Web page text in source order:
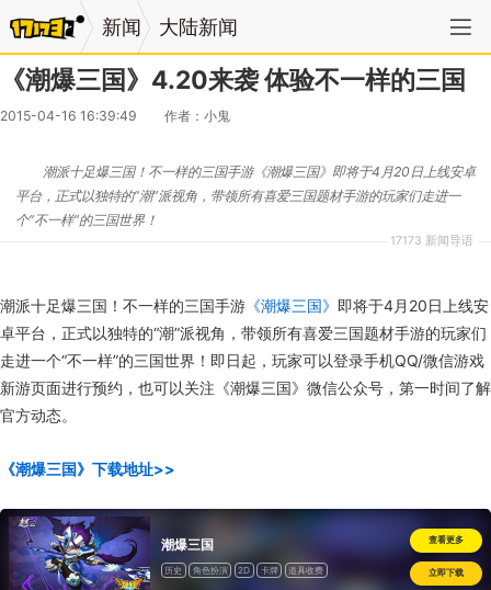
新闻 大陆新闻
《潮爆三国》4.20来袭 体验不一样的三国
2015-04-16 16:39:49 作者：小鬼
17173 新闻导语
潮派十足爆三国！不一样的三国手游《潮爆三国》即将于4月20日上线安卓
平台，正式以独特的“潮”派视角，带领所有喜爱三国题材手游的玩家们走进一
个“不一样”的三国世界！
潮派十足爆三国！不一样的三国手游 《潮爆三国》 即将于4月20日上线安
卓平台，正式以独特的“潮”派视角，带领所有喜爱三国题材手游的玩家们
走进一个“不一样”的三国世界！即日起，玩家可以登录手机QQ/微信游戏
新游页面进行预约，也可以关注《潮爆三国》微信公众号，第一时间了解
官方动态。
《潮爆三国》下载地址>>
潮爆三国
历史 角色扮演 2D 卡牌 道具收费
查看更多
立即下载